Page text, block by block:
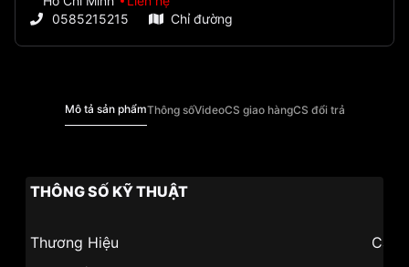
0585215215
Chỉ đường
Mô tả sản phẩmThông sốVideoCS giao hàngCS đổi trả
THÔNG SỐ KỸ THUẬT
Thương Hiệu